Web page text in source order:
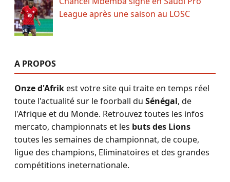
League après une saison au LOSC
A PROPOS
Onze d'Afrikest votre site qui traite en temps réel
toute l'actualité sur le foorball du Sénégal, de
l'Afrique et du Monde. Retrouvez toutes les infos
mercato, championnats et les buts des Lions
toutes les semaines de championnat, de coupe,
ligue des champions, Eliminatoires et des grandes
compétitions ineternationale.